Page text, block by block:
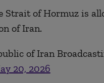
Strait of Hormuz is
of Iran.
of Iran
20, 2026